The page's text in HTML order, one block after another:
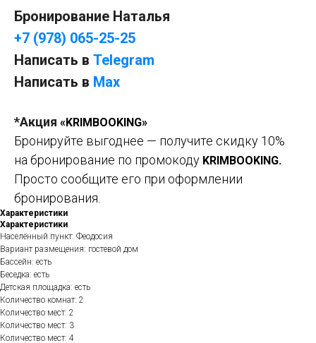
Бронирование Наталья
+7 (978) 065-25-25
Написать в Telegram
Написать в Мах
*Акция «KRIMBOOKING»
Бронируйте выгоднее — получите скидку 10%
на бронирование по промокоду KRIMBOOKING.
Просто сообщите его при оформлении
бронирования.
Характеристики
Характеристики
Населённый пункт: Феодосия
Вариант размещения: гостевой дом
Бассейн: есть
Беседка: есть
Детская площадка: есть
Количество комнат: 2
Количество мест: 2
Количество мест: 3
Количество мест: 4